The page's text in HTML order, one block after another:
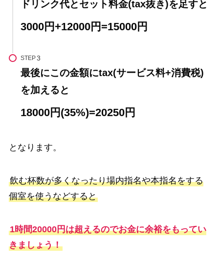
ドリンク代とセット料金(tax抜き)を足すと
3000円+12000円=15000円
STEP
最後にこの金額にtax(サービス料+消費税)
を加えると
18000円(35%)=20250円
となります。
飲む杯数が多くなったり場内指名や本指名をする
個室を使うなどすると
1時間20000円は超えるのでお金に余裕をもってい
きましょう！